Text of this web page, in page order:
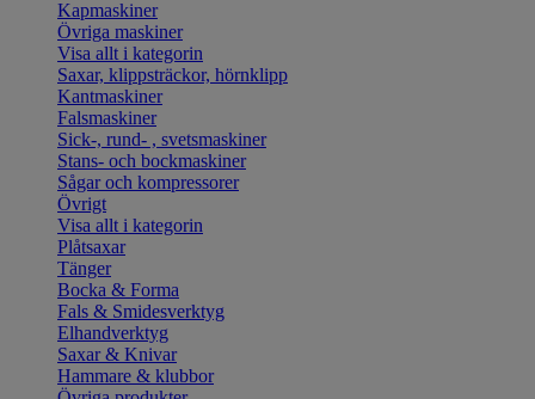
Kapmaskiner
Övriga maskiner
Visa allt i kategorin
Saxar, klippsträckor, hörnklipp
Kantmaskiner
Falsmaskiner
Sick-, rund- , svetsmaskiner
Stans- och bockmaskiner
Sågar och kompressorer
Övrigt
Visa allt i kategorin
Plåtsaxar
Tänger
Bocka & Forma
Fals & Smidesverktyg
Elhandverktyg
Saxar & Knivar
Hammare & klubbor